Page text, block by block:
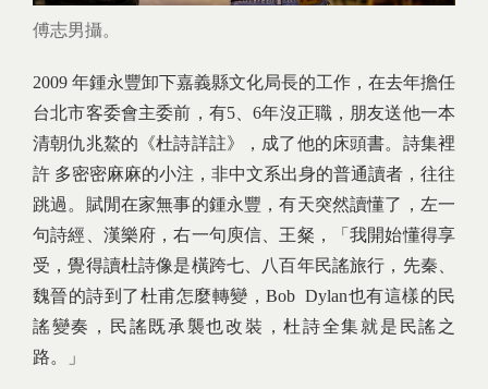
傅志男攝。
2009 年鍾永豐卸下嘉義縣文化局長的工作，在去年擔任
台北市客委會主委前，有5、6年沒正職，朋友送他一本
清朝仇兆鰲的《杜詩詳註》，成了他的床頭書。詩集裡
許 多密密麻麻的小注，非中文系出身的普通讀者，往往
跳過。賦閒在家無事的鍾永豐，有天突然讀懂了，左一
句詩經、漢樂府，右一句庾信、王粲，「我開始懂得享
受，覺得讀杜詩像是橫跨七、八百年民謠旅行，先秦、
魏晉的詩到了杜甫怎麼轉變，Bob Dylan也有這樣的民
謠變奏，民謠既承襲也改裝，杜詩全集就是民謠之
路。」